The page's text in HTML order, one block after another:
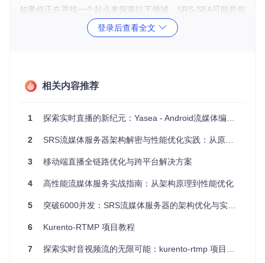
如果你正在寻找一个起点来探索以下领域，SRS-SEA可能是你
4、项目特点
历史参考：了解早期Android音视频编码实践，对比现代解
社区支持：虽已不再更新，但其主项目SRS有活跃的社区，
可寻求相关的技术讨论和帮助。
ASEA，因此在实际项目中建议考虑采用更为稳定和功能强大
浏览的开源资源。
---
登录后查看全文
相关内容推荐
1 探索实时直播的新纪元：Yasea - Android流媒体编码神器
2 SRS流媒体服务器架构解密与性能优化实践：从原理到高并发落地
3 移动端直播全链路优化与跨平台解决方案
4 高性能流媒体服务实战指南：从架构原理到性能优化
5 突破6000并发：SRS流媒体服务器的架构优化与实践指南
6 Kurento-RTMP 项目教程
7 探索实时音视频流的无限可能：kurento-rtmp 项目推荐